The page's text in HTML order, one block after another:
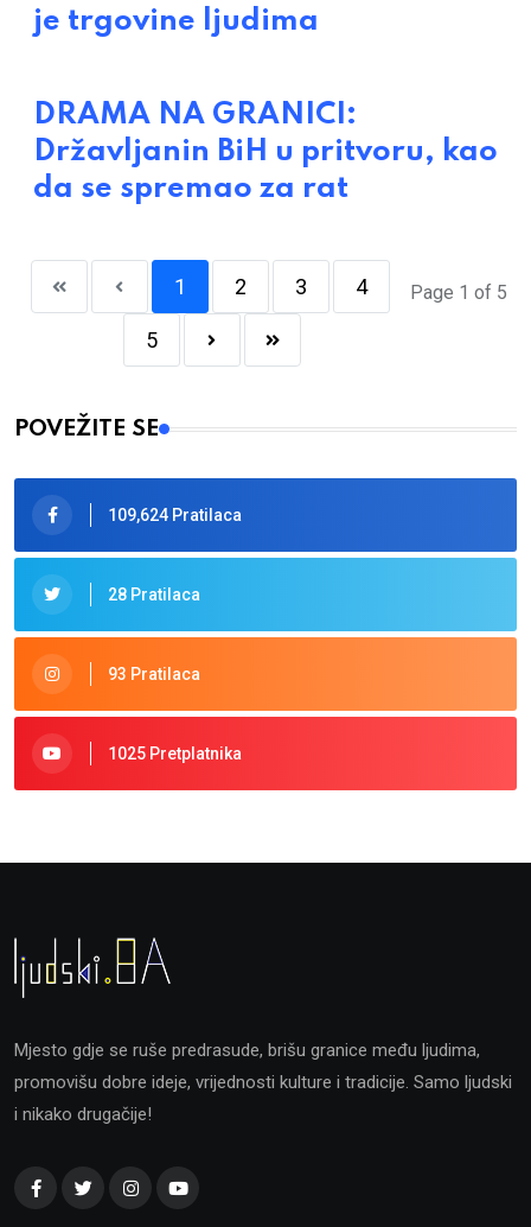
je trgovine ljudima
DRAMA NA GRANICI:
Državljanin BiH u pritvoru, kao
da se spremao za rat
Page 1 of 5
1 2 3 4
5
POVEŽITE SE
109,624 Pratilaca
28 Pratilaca
93 Pratilaca
1025 Pretplatnika
Mjesto gdje se ruše predrasude, brišu granice među ljudima,
promovišu dobre ideje, vrijednosti kulture i tradicije. Samo ljudski
i nikako drugačije!